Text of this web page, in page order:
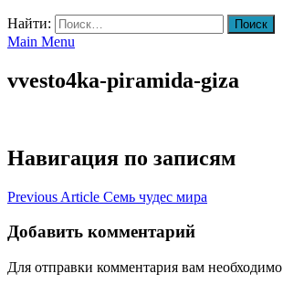
Найти:
Main Menu
vvesto4ka-piramida-giza
Навигация по записям
Previous Article Семь чудес мира
Добавить комментарий
Для отправки комментария вам необходимо